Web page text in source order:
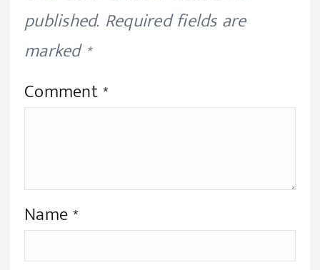
published. Required fields are
marked*
Comment*
Name*